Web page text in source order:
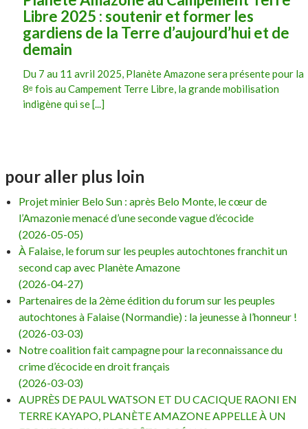
Libre 2025 : soutenir et former les
gardiens de la Terre d’aujourd’hui et de
demain
Du 7 au 11 avril 2025, Planète Amazone sera présente pour la
8ᵉ fois au Campement Terre Libre, la grande mobilisation
indigène qui se [...]
pour aller plus loin
Projet minier Belo Sun : après Belo Monte, le cœur de
l’Amazonie menacé d’une seconde vague d’écocide
(2026-05-05)
À Falaise, le forum sur les peuples autochtones franchit un
second cap avec Planète Amazone
(2026-04-27)
Partenaires de la 2ème édition du forum sur les peuples
autochtones à Falaise (Normandie) : la jeunesse à l’honneur !
(2026-03-03)
Notre coalition fait campagne pour la reconnaissance du
crime d’écocide en droit français
(2026-03-03)
AUPRÈS DE PAUL WATSON ET DU CACIQUE RAONI EN
TERRE KAYAPO, PLANÈTE AMAZONE APPELLE À UN